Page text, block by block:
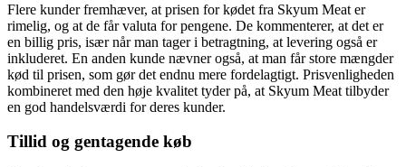
Flere kunder fremhæver, at prisen for kødet fra Skyum Meat er
rimelig, og at de får valuta for pengene. De kommenterer, at det er
en billig pris, især når man tager i betragtning, at levering også er
inkluderet. En anden kunde nævner også, at man får store mængder
kød til prisen, som gør det endnu mere fordelagtigt. Prisvenligheden
kombineret med den høje kvalitet tyder på, at Skyum Meat tilbyder
en god handelsværdi for deres kunder.
Tillid og gentagende køb